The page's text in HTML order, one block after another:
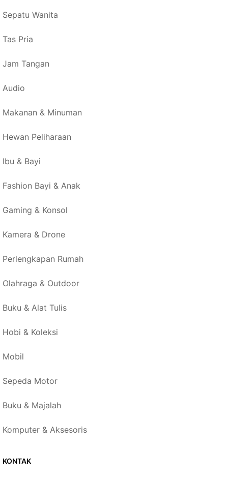
Sepatu Wanita
Tas Pria
Jam Tangan
Audio
Makanan & Minuman
Hewan Peliharaan
Ibu & Bayi
Fashion Bayi & Anak
Gaming & Konsol
Kamera & Drone
Perlengkapan Rumah
Olahraga & Outdoor
Buku & Alat Tulis
Hobi & Koleksi
Mobil
Sepeda Motor
Buku & Majalah
Komputer & Aksesoris
KONTAK